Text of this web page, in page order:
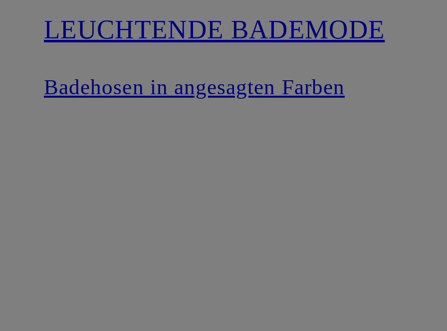
LEUCHTENDE BADEMODE
Badehosen in angesagten Farben